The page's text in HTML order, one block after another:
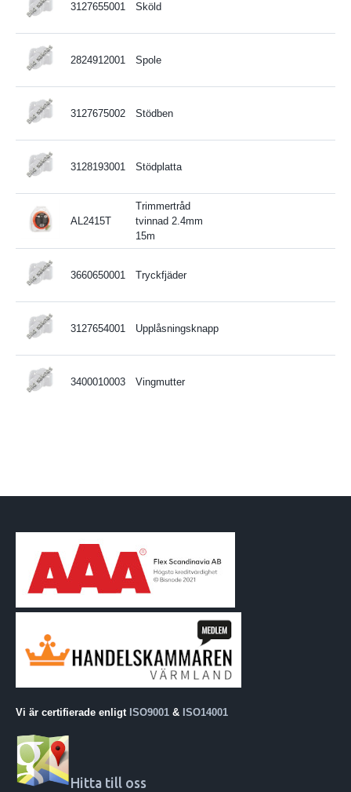
3127655001 Sköld
2824912001 Spole
3127675002 Stödben
3128193001 Stödplatta
AL2415T
Trimmertråd
tvinnad 2.4mm
15m
3660650001 Tryckfjäder
3127654001 Upplåsningsknapp
3400010003 Vingmutter
Vi är certifierade enligt ISO9001 & ISO14001
Hitta till oss